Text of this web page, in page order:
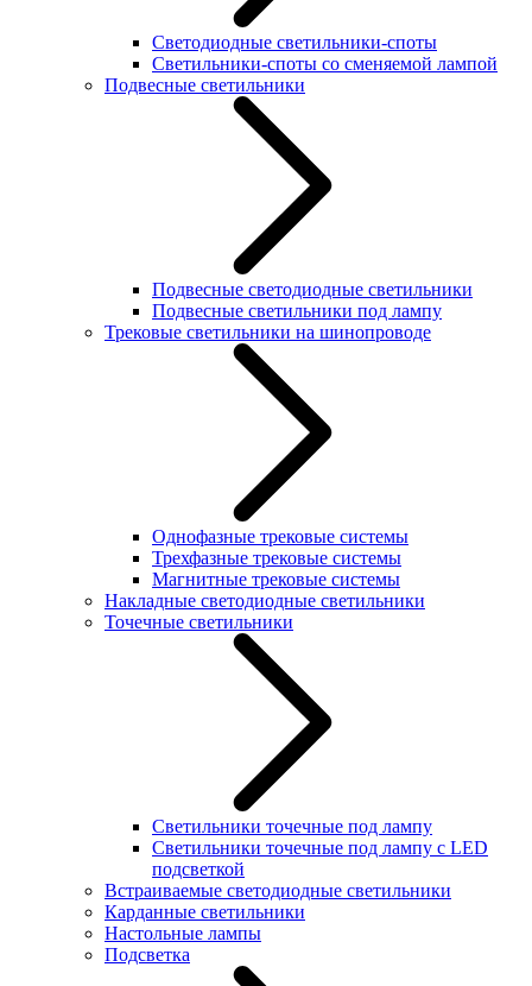
Светодиодные светильники-споты
Светильники-споты со сменяемой лампой
Подвесные светильники
Подвесные светодиодные светильники
Подвесные светильники под лампу
Трековые светильники на шинопроводе
Однофазные трековые системы
Трехфазные трековые системы
Магнитные трековые системы
Накладные светодиодные светильники
Точечные светильники
Светильники точечные под лампу
Светильники точечные под лампу с LED
подсветкой
Встраиваемые светодиодные светильники
Карданные светильники
Настольные лампы
Подсветка